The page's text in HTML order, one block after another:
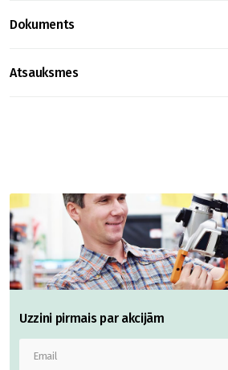
Dokuments
Atsauksmes
Uzzini pirmais par akcijām